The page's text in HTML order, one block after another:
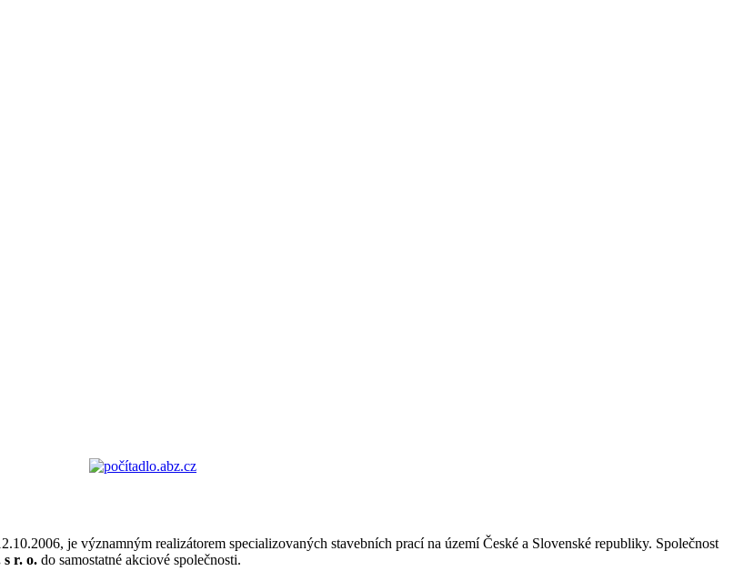
je významným realizátorem specializovaných stavebních prací na území České a Slovenské republiky. Společnost
r. o. do samostatné akciové společnosti.